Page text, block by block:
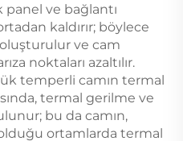
panel ve bağlantı
kaldırır; böylece
ve cam
noktaları azaltılır.
temperli camın termal
termal gerilme ve
bu da camın,
olduğu ortamlarda termal